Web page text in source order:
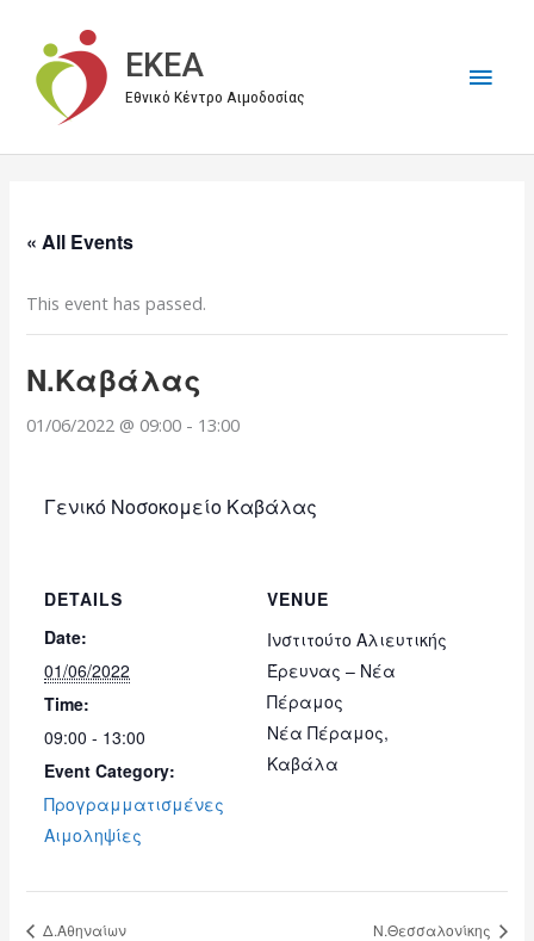
περιεχόμενο
EKEA
Εθνικό Κέντρο Αιμοδοσίας
« All Events
This event has passed.
Ν.Καβάλας
01/06/2022 @ 09:00 - 13:00
Γενικό Νοσοκομείο Καβάλας
DETAILS
Date:
01/06/2022
Time:
09:00 - 13:00
Event Category:
Προγραμματισμένες
Αιμοληψίες
VENUE
Ινστιτούτο Αλιευτικής
Έρευνας – Νέα
Πέραμος
Νέα Πέραμος,
Καβάλα
Δ.Αθηναίων Ν.Θεσσαλονίκης